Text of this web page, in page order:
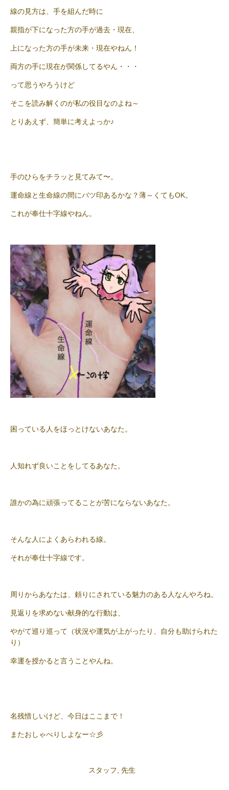
線の見方は、手を組んだ時に
親指が下になった方の手が過去・現在、
上になった方の手が未来・現在やねん！
両方の手に現在が関係してるやん・・・
って思うやろうけど
そこを読み解くのが私の役目なのよね～
とりあえず、簡単に考えよっか♪
手のひらをチラッと見てみて〜。
運命線と生命線の間にバツ印あるかな？薄～くてもOK。
これが奉仕十字線やねん。
困っている人をほっとけないあなた。
人知れず良いことをしてるあなた。
誰かの為に頑張ってることが苦にならないあなた。
そんな人によくあらわれる線。
それが奉仕十字線です。
周りからあなたは、頼りにされている魅力のある人なんやろね。
見返りを求めない献身的な行動は、
やがて巡り巡って（状況や運気が上がったり、自分も助けられた
り）
幸運を授かると言うことやんね。
名残惜しいけど、今日はここまで！
またおしゃべりしよなー☆彡
スタッフ 先生